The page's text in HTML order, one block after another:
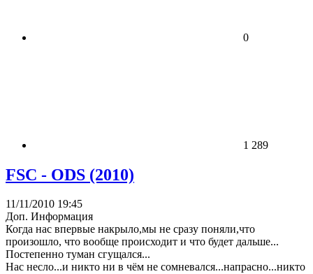
0
1 289
FSC - ODS (2010)
11/11/2010 19:45
Доп. Информация
Когда нас впервые накрыло,мы не сразу поняли,что
произошло, что вообще происходит и что будет дальше...
Постепенно туман сгущался...
Нас несло...и никто ни в чём не сомневался...напрасно...никто